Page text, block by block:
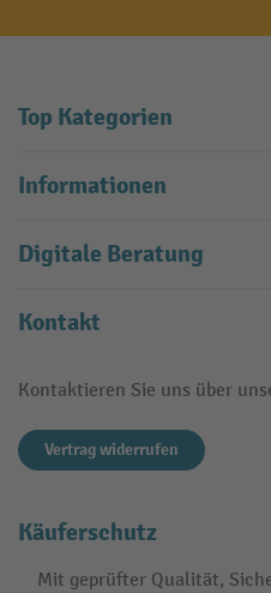
Top Kategorien
Informationen
Digitale Beratung
Kontakt
Kontaktieren Sie uns über
Vertrag widerrufen
Käuferschutz
Mit geprüfter Qualität,